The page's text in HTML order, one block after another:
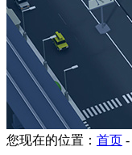
您现在的位置： 首页 -